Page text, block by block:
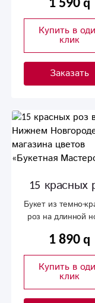
1 590
Купить в
клик
Заказать
15 красных
Букет из темно-
роз на длинной
1 890
Купить в
клик